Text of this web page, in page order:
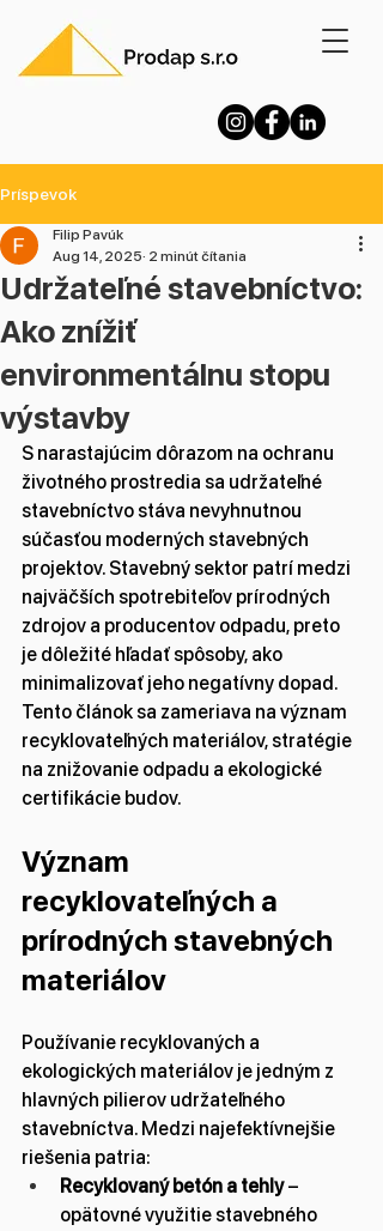
Príspevok
Udržateľné stavebníctvo:
Ako znížiť
environmentálnu stopu
výstavby
Filip Pavúk
Aug 14, 2025 2 minút čítania
S narastajúcim dôrazom na ochranu
životného prostredia sa udržateľné
stavebníctvo stáva nevyhnutnou
súčasťou moderných stavebných
projektov. Stavebný sektor patrí medzi
najväčších spotrebiteľov prírodných
zdrojov a producentov odpadu, preto
je dôležité hľadať spôsoby, ako
minimalizovať jeho negatívny dopad.
Tento článok sa zameriava na význam
recyklovateľných materiálov, stratégie
na znižovanie odpadu a ekologické
certifikácie budov.
Význam
recyklovateľných a
prírodných stavebných
materiálov
Používanie recyklovaných a
ekologických materiálov je jedným z
hlavných pilierov udržateľného
stavebníctva. Medzi najefektívnejšie
riešenia patria:
Recyklovaný betón a tehly –
opätovné využitie stavebného